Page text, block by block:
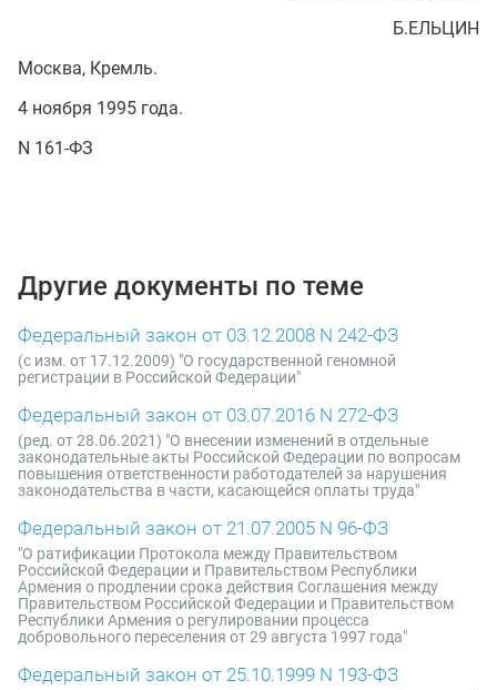
Б.ЕЛЬЦИН
Москва, Кремль.
4 ноября 1995 года.
N 161-ФЗ
Другие документы по теме
Федеральный закон от 03.12.2008 N 242-ФЗ
(с изм. от 17.12.2009) "О государственной геномной
регистрации в Российской Федерации"
Федеральный закон от 03.07.2016 N 272-ФЗ
(ред. от 28.06.2021) "О внесении изменений в отдельные
законодательные акты Российской Федерации по вопросам
повышения ответственности работодателей за нарушения
законодательства в части, касающейся оплаты труда"
Федеральный закон от 21.07.2005 N 96-ФЗ
"О ратификации Протокола между Правительством
Российской Федерации и Правительством Республики
Армения о продлении срока действия Соглашения между
Правительством Российской Федерации и Правительством
Республики Армения о регулировании процесса
добровольного переселения от 29 августа 1997 года"
Федеральный закон от 25.10.1999 N 193-ФЗ